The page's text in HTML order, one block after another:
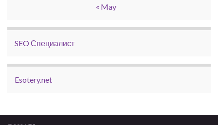
« May
SEO Специалист
Esotery.net